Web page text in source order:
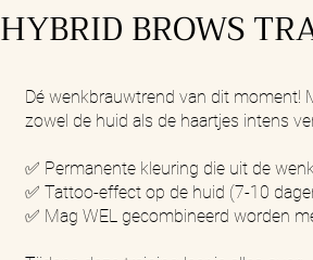
HYBRID BROWS
Dé wenkbrauwtrend van dit moment!
zowel de huid als de haartjes intens
✅ Permanente kleuring die uit de
✅ Tattoo-effect op de huid (7-10
✅ Mag WEL gecombineerd worden